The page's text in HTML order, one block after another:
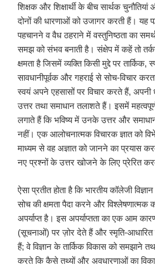
शिक्षक और शिक्षार्थी के बीच सार्थक चुनौतियां
दोनों की धारणाओं को उजागर करती हैं। यह
पहचानने व वैध ठहराने में वस्तुनिष्ठता का
समझ को संभव बनाती है। संक्षेप में कहें तो
क्षमता है जिसमें व्यक्ति किसी मुद्दे पर
सावधानीपूर्वक और गहराई से सोच-विचार
स्वयं अपने एहसासों पर विचार करते हैं,
उत्तर तथा समाधान तलाशते हैं। इसमें
लगाते हैं कि भविष्य में उनके उत्तर और
नहीं। एक आलोचनात्मक विचारक ज्ञात को
माध्यम से वह अज्ञात को जानने का प्रयास
नए प्रश्नों के उत्तर खोजने के लिए प्रेरित
ऐसा प्रतीत होता है कि भारतीय कॉलेजी
सोच की क्षमता पैदा करने और
अपर्याप्त है। इस अपर्याप्तता का एक आम कारण
(सूचनाओं) पर ज़ोर देते हैं और स्मृति-आधारित
हैं; वे विज्ञान के तार्किक विकास को समझाने
करते कि कैसे तथ्यों और अवधारणाओं का